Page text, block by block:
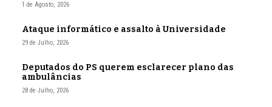
1 de Agosto, 2026
Ataque informático e assalto à Universidade
29 de Julho, 2026
Deputados do PS querem esclarecer plano das
ambulâncias
28 de Julho, 2026